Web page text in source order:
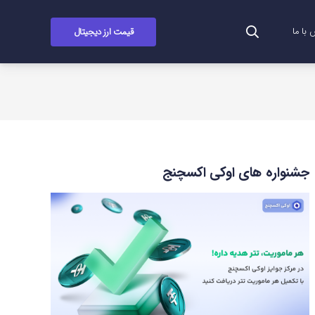
با ما قیمت ارز دیجیتال
جشنواره های اوکی اکسچنج